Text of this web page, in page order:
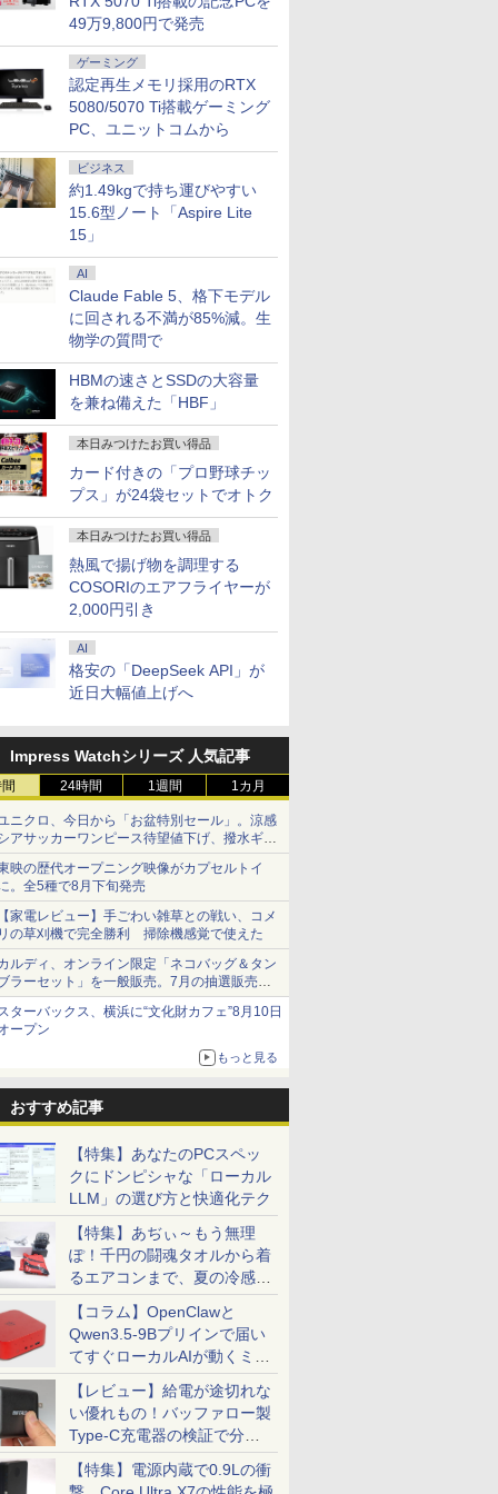
49万9,800円で発売
ゲーミング
認定再生メモリ採用のRTX
5080/5070 Ti搭載ゲーミング
PC、ユニットコムから
ビジネス
約1.49kgで持ち運びやすい
15.6型ノート「Aspire Lite
15」
AI
Claude Fable 5、格下モデル
に回される不満が85%減。生
物学の質問で
HBMの速さとSSDの大容量
を兼ね備えた「HBF」
本日みつけたお買い得品
カード付きの「プロ野球チッ
プス」が24袋セットでオトク
本日みつけたお買い得品
熱風で揚げ物を調理する
COSORIのエアフライヤーが
2,000円引き
AI
格安の「DeepSeek API」が
近日大幅値上げへ
Impress Watchシリーズ 人気記事
24時間 1週間 1カ月
ニクロ、今日から「お盆特別セール」。涼感
アサッカーワンピース待望値下げ、撥水ギア
ョーツは1990円に
映の歴代オープニング映像がカプセルトイ
。全5種で8月下旬発売
家電レビュー】手ごわい雑草との戦い、コメ
の草刈機で完全勝利 掃除機感覚で使えた
ルディ、オンライン限定「ネコバッグ＆タン
ラーセット」を一般販売。7月の抽選販売の
選無効分
ターバックス、横浜に“文化財カフェ”8月10日
ープン
もっと見る
おすすめ記事
【特集】あなたのPCスペッ
クにドンピシャな「ローカル
LLM」の選び方と快適化テク
【特集】あぢぃ～もう無理
ぽ！千円の闘魂タオルから着
るエアコンまで、夏の冷感グ
ッズ一挙紹介
【コラム】OpenClawと
Qwen3.5-9Bプリインで届い
てすぐローカルAIが動くミニ
PC「SER9 Pro」
【レビュー】給電が途切れな
い優れもの！バッファロー製
Type-C充電器の検証で分か
ったこと
【特集】電源内蔵で0.9Lの衝